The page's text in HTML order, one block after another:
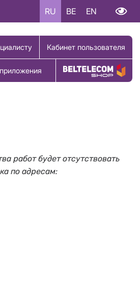
RU BE EN
Кабинет пользователя
Купить товар
работ будет отсутствовать
по адресам: